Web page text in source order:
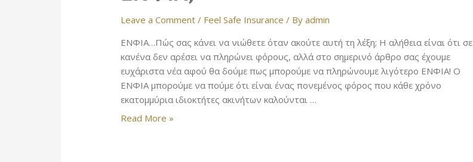
Leave a Comment / Feel Safe Insurance / Byadmin
ΕΝΦΙΑ…Πώς σας κάνει να νιώθετε όταν ακούτε αυτή τη λέξη; Η αλήθεια είναι ότι σε
κανένα δεν αρέσει να πληρώνει φόρους, αλλά στο σημερινό άρθρο σας έχουμε
ευχάριστα νέα αφού θα δούμε πως μπορούμε να πληρώνουμε λιγότερο ΕΝΦΙΑ! Ο
ΕΝΦΙΑ μπορούμε να πούμε ότι είναι ένας πονεμένος φόρος που κάθε χρόνο
εκατομμύρια ιδιοκτήτες ακινήτων καλούνται …
Πώς
Read More »